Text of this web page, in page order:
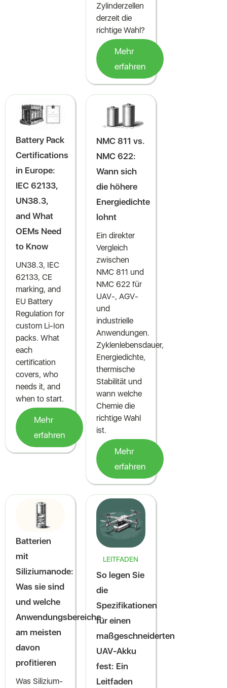
Zylinderzellen
derzeit die
richtige Wahl?
Mehr
erfahren
Battery Pack
Certifications
in Europe:
IEC 62133,
UN38.3,
and What
OEMs Need
to Know
UN38.3, IEC
62133, CE
marking, and
EU Battery
Regulation for
custom Li-Ion
packs. What
each
certification
covers, who
needs it, and
when to start.
Mehr
erfahren
NMC 811 vs.
NMC 622:
Wann sich
die höhere
Energiedichte
lohnt
Ein direkter
Vergleich
zwischen
NMC 811 und
NMC 622 für
UAV-, AGV-
und
industrielle
Anwendungen.
Zyklenlebensdauer,
Energiedichte,
thermische
Stabilität und
wann welche
Chemie die
richtige Wahl
ist.
Mehr
erfahren
Batterien
mit
Siliziumanode:
Was sie sind
und welche
Anwendungsbereiche
am meisten
davon
profitieren
Was Silizium-
LEITFADEN
So legen Sie
die
Spezifikationen
für einen
maßgeschneiderten
UAV-Akku
fest: Ein
Leitfaden